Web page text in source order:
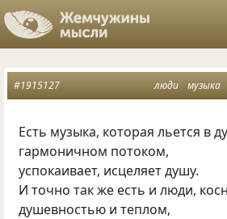
люди музыка
#1915127
Есть музыка, которая льется в
гармоничном потоком,
успокаивает, исцеляет душу.
И точно так же есть и люди,
душевностью и теплом,